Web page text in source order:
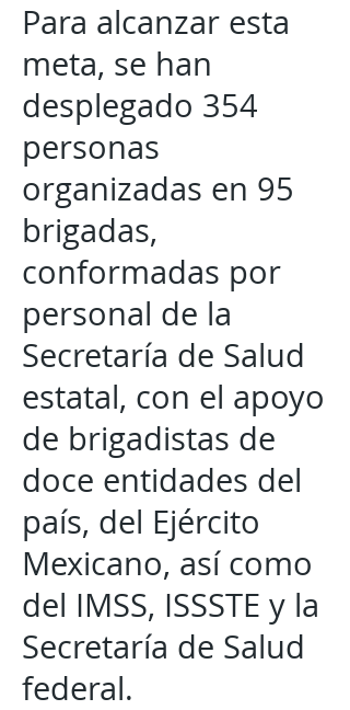
Para alcanzar esta
meta, se han
desplegado 354
personas
organizadas en 95
brigadas,
conformadas por
personal de la
Secretaría de Salud
estatal, con el apoyo
de brigadistas de
doce entidades del
país, del Ejército
Mexicano, así como
del IMSS, ISSSTE y la
Secretaría de Salud
federal.